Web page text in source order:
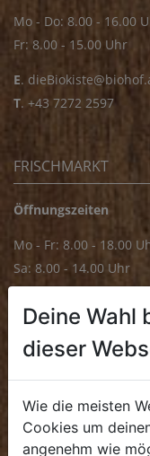
Mo - Do: 8.00 - 16.00
Fr: 8.00 - 15.00 Uhr
E.
T. +43 7272 2597
FRISCHMARKT
Öffnungszeiten
Mo - Fr: 8.00 - 18.00
Sa: 8.00 - 14.00 Uhr
Mo - Fr: 8.00 - 16.00 Uhr
. +43 7272 4859 70
Deine Wahl
dieser
Wie die meisten
Cookies um
angenehm wie